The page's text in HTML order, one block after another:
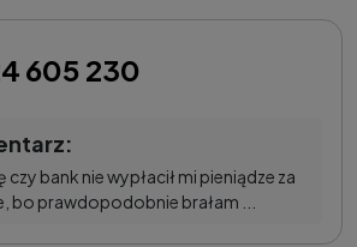
605 230
bank nie wypłacił mi pieniądze za
bo prawdopodobnie brałam ...